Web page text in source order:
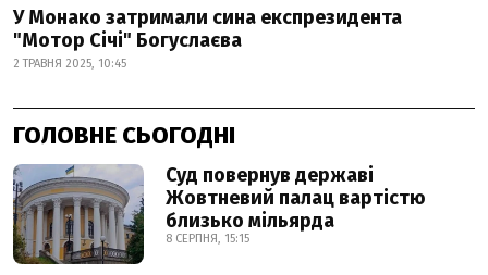
У Монако затримали сина експрезидента
"Мотор Січі" Богуслаєва
2 ТРАВНЯ 2025, 10:45
ГОЛОВНЕ СЬОГОДНІ
Суд повернув державі
Жовтневий палац вартістю
близько мільярда
8 СЕРПНЯ, 15:15